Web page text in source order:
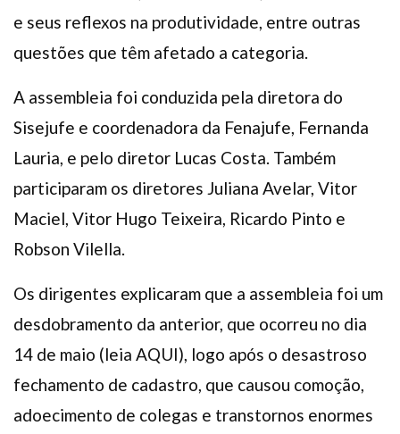
e seus reflexos na produtividade, entre outras
questões que têm afetado a categoria.
A assembleia foi conduzida pela diretora do
Sisejufe e coordenadora da Fenajufe, Fernanda
Lauria, e pelo diretor Lucas Costa. Também
participaram os diretores Juliana Avelar, Vitor
Maciel, Vitor Hugo Teixeira, Ricardo Pinto e
Robson Vilella.
Os dirigentes explicaram que a assembleia foi um
desdobramento da anterior, que ocorreu no dia
14 de maio (leia AQUI), logo após o desastroso
fechamento de cadastro, que causou comoção,
adoecimento de colegas e transtornos enormes